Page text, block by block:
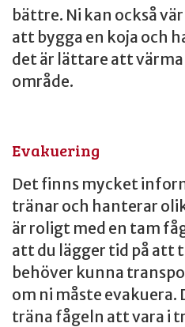
bättre. Ni kan också
att bygga en koja och
det är lättare att
område.
Evakuering
Det finns mycket
tränar och hanterar
är roligt med en tam
att du lägger tid på att
behöver kunna
om ni måste evakuera.
träna fågeln att vara i